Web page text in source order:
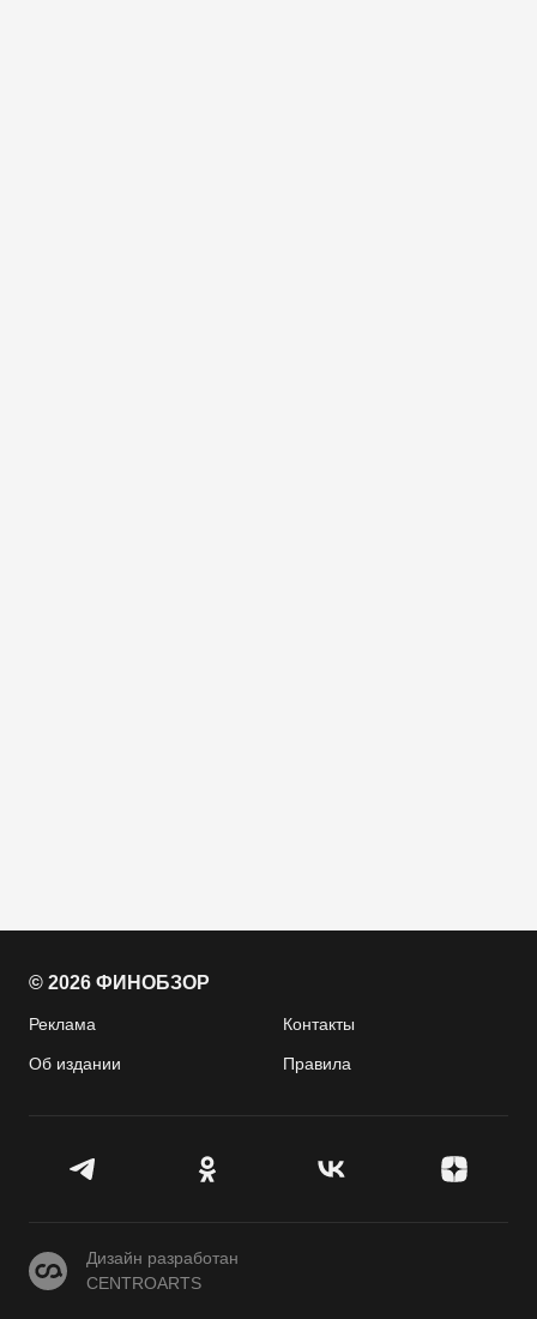
© 2026 ФИНОБЗОР
Реклама Контакты
Об издании Правила
CENTROARTS